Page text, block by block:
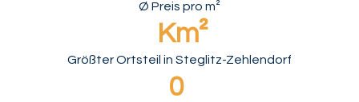
Ø Preis pro m²
Größter Ortsteil in Steglitz-Zehlendorf
Km²
0